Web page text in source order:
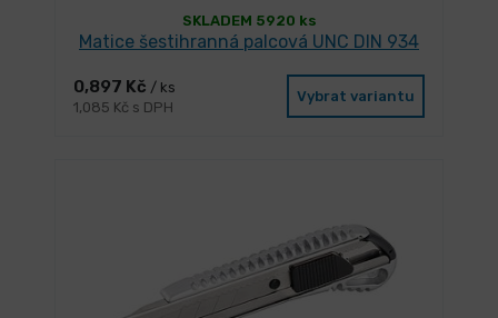
SKLADEM 5920 ks
Matice šestihranná palcová UNC DIN 934
0,897 Kč / ks
1,085 Kč s DPH
Vybrat variantu